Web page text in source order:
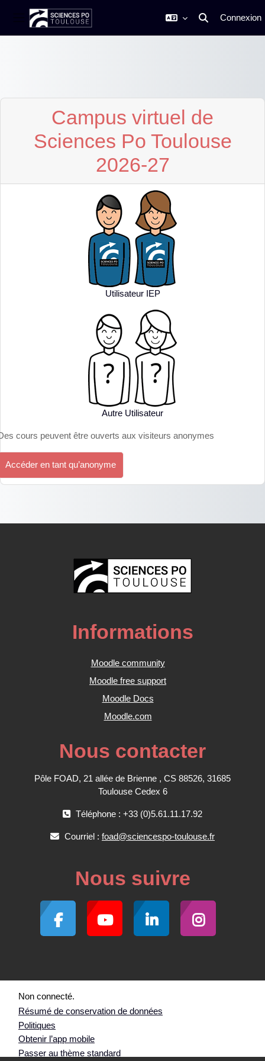
Panneau latéral Activer/
Connexion
Campus virtuel de
Sciences Po Toulouse
2026-27
Utilisateur IEP
Autre Utilisateur
cours peuvent être ouverts aux visiteurs anonymes
Accéder en tant qu’anonyme
Informations
Moodle community
Moodle free support
Moodle Docs
Moodle.com
Nous contacter
Pôle FOAD, 21 allée de Brienne , CS 88526, 31685
Toulouse Cedex 6
Téléphone : +33 (0)5.61.11.17.92
Courriel : foad@sciencespo-toulouse.fr
Nous suivre
Non connecté.
Résumé de conservation de données
Politiques
Obtenir l’app mobile
Passer au thème standard